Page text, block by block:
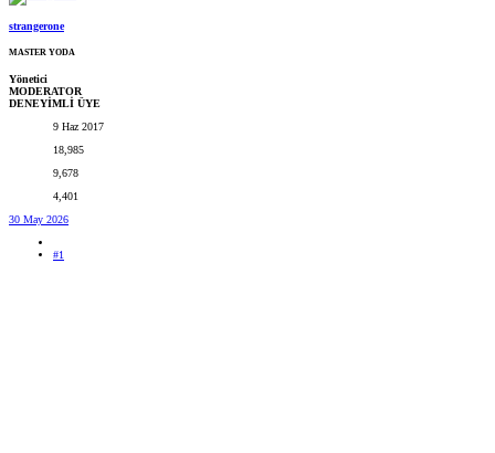
strangerone
MASTER YODA
Yönetici
MODERATOR
DENEYİMLİ ÜYE
9 Haz 2017
18,985
9,678
4,401
30 May 2026
#1